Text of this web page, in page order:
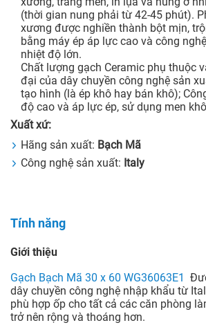
(thời gian nung phải từ 42-45 phút).
xương được nghiền thành bột mịn,
bằng máy ép áp lực cao và công
nhiệt độ lớn.
Chất lượng gạch Ceramic phụ thuộc
đại của dây chuyền công nghệ sản
tạo hình (là ép khô hay bán khô);
độ cao và áp lực ép, sử dụng men
Xuất xứ:
Hãng sản xuất: Bạch Mã
Công nghệ sản xuất: Italy
Tính năng
Giới thiệu
Gạch Bạch Mã 30 x 60 WG36063E1
dây chuyền công nghệ nhập khẩu từ
phù hợp ốp cho tất cả các căn phòng
trở nên rộng và thoáng hơn.